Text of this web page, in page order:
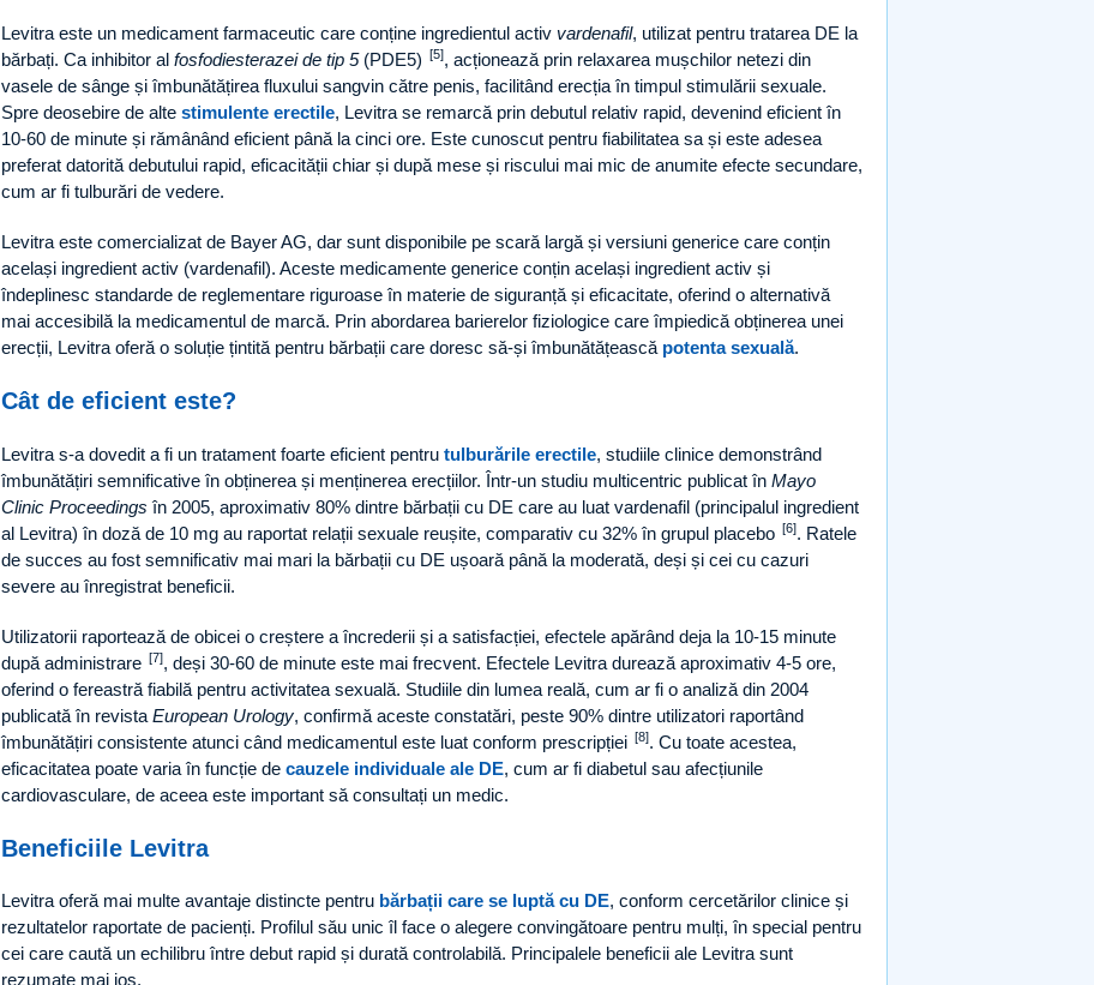
Levitra este un medicament farmaceutic care conține ingredientul activ vardenafil, utilizat pentru tratarea DE la
bărbați. Ca inhibitor al fosfodiesterazei de tip 5(PDE5) [5], acționează prin relaxarea mușchilor netezi din
vasele de sânge și îmbunătățirea fluxului sangvin către penis, facilitând erecția în timpul stimulării sexuale.
Spre deosebire de alte stimulente erectile, Levitra se remarcă prin debutul relativ rapid, devenind eficient în
10-60 de minute și rămânând eficient până la cinci ore. Este cunoscut pentru fiabilitatea sa și este adesea
preferat datorită debutului rapid, eficacității chiar și după mese și riscului mai mic de anumite efecte secundare,
cum ar fi tulburări de vedere.
Levitra este comercializat de Bayer AG, dar sunt disponibile pe scară largă și versiuni generice care conțin
același ingredient activ (vardenafil). Aceste medicamente generice conțin același ingredient activ și
îndeplinesc standarde de reglementare riguroase în materie de siguranță și eficacitate, oferind o alternativă
mai accesibilă la medicamentul de marcă. Prin abordarea barierelor fiziologice care împiedică obținerea unei
erecții, Levitra oferă o soluție țintită pentru bărbații care doresc să-și îmbunătățească potenta sexuală.
Cât de eficient este?
Levitra s-a dovedit a fi un tratament foarte eficient pentru tulburările erectile, studiile clinice demonstrând
îmbunătățiri semnificative în obținerea și menținerea erecțiilor. Într-un studiu multicentric publicat în Mayo
Clinic Proceedings în 2005, aproximativ 80% dintre bărbații cu DE care au luat vardenafil (principalul ingredient
al Levitra) în doză de 10 mg au raportat relații sexuale reușite, comparativ cu 32% în grupul placebo [6]. Ratele
de succes au fost semnificativ mai mari la bărbații cu DE ușoară până la moderată, deși și cei cu cazuri
severe au înregistrat beneficii.
Utilizatorii raportează de obicei o creștere a încrederii și a satisfacției, efectele apărând deja la 10-15 minute
după administrare [7], deși 30-60 de minute este mai frecvent. Efectele Levitra durează aproximativ 4-5 ore,
oferind o fereastră fiabilă pentru activitatea sexuală. Studiile din lumea reală, cum ar fi o analiză din 2004
publicată în revista European Urology, confirmă aceste constatări, peste 90% dintre utilizatori raportând
îmbunătățiri consistente atunci când medicamentul este luat conform prescripției [8]. Cu toate acestea,
eficacitatea poate varia în funcție de cauzele individuale ale DE, cum ar fi diabetul sau afecțiunile
cardiovasculare, de aceea este important să consultați un medic.
Beneficiile Levitra
Levitra oferă mai multe avantaje distincte pentru bărbații care se luptă cu DE, conform cercetărilor clinice și
rezultatelor raportate de pacienți. Profilul său unic îl face o alegere convingătoare pentru mulți, în special pentru
cei care caută un echilibru între debut rapid și durată controlabilă. Principalele beneficii ale Levitra sunt
rezumate mai jos.